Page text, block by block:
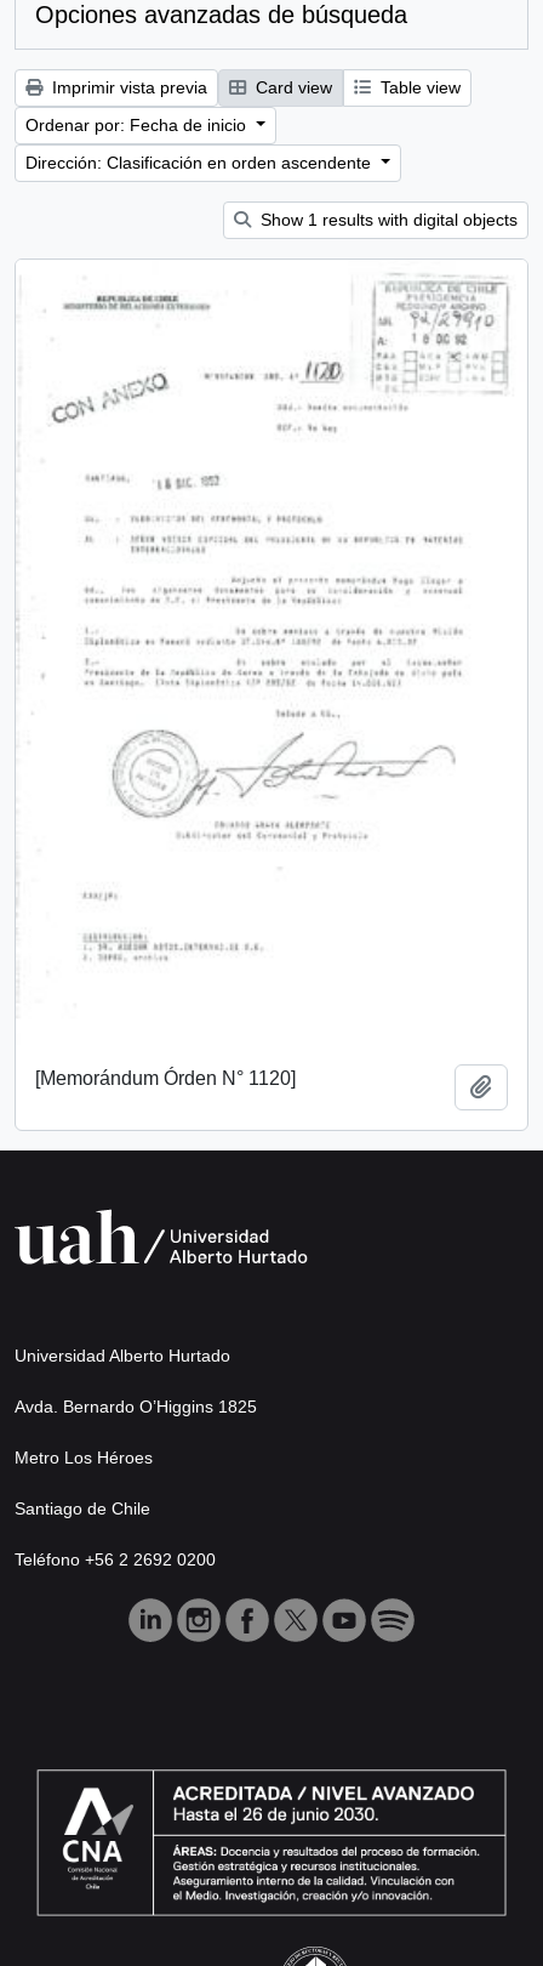
Opciones avanzadas de búsqueda
Imprimir vista previa Card view
Table view
Ordenar por: Fecha de inicio
Dirección: Clasificación en orden ascendente
Show 1 results with digital objects
[Memorándum Órden N° 1120]
Universidad Alberto Hurtado
Avda. Bernardo O’Higgins 1825
Metro Los Héroes
Santiago de Chile
Teléfono +56 2 2692 0200